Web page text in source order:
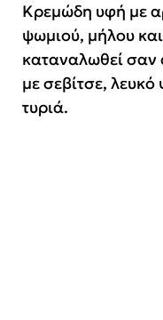
Κρεμώδη υφή με
ψωμιού, μήλου
καταναλωθεί σαν
με σεβίτσε,
τυριά.